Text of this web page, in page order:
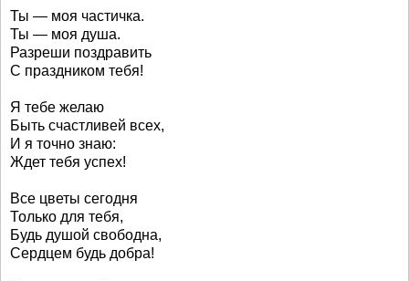
Ты — моя частичка.
Ты — моя душа.
Разреши поздравить
С праздником тебя!
Я тебе желаю
Быть счастливей всех,
И я точно знаю:
Ждет тебя успех!
Все цветы сегодня
Только для тебя,
Будь душой свободна,
Сердцем будь добра!